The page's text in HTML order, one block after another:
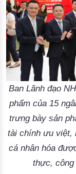
Ban Lãnh đạo
phẩm của 15
trưng bày sản
tài chính ưu việt,
cá nhân hóa
thực, công